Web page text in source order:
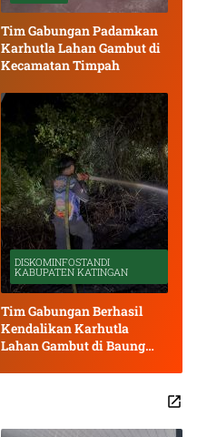
Tim Gabungan Padamkan
Karhutla Lahan Gambut di
Kecamatan Timpah
DISKOMINFOSTANDI
KABUPATEN KATINGAN
Tim Gabungan Berhasil
Kendalikan Karhutla
Lahan Gambut di Baung